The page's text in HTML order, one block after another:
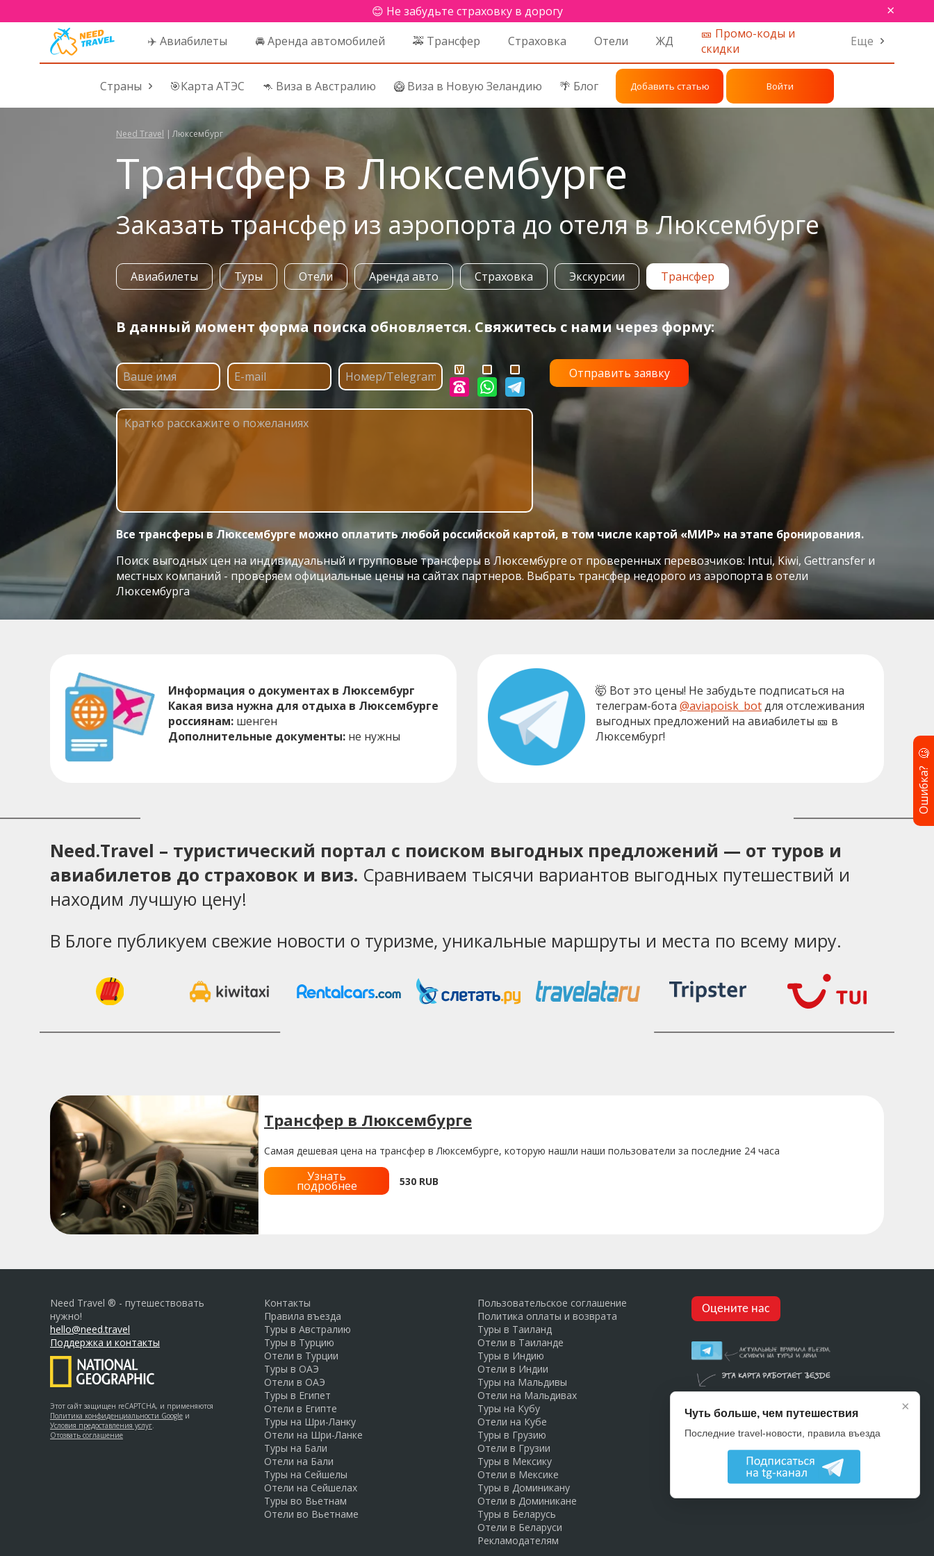
😊 Не забудьте страховку в дорогу ×
✈️ Авиабилеты 🚘 Аренда автомобилей 🚕 Трансфер Страховка Отели ЖД
🎫 Промо-коды и
скидки
Еще
Страны 🎯Карта АТЭС 🦘 Виза в Австралию 🥝 Виза в Новую Зеландию 🌴 Блог Добавить статью Войти
Need Travel | Люксембург
Трансфер в Люксембурге
Заказать трансфер из аэропорта до отеля в Люксембурге
Авиабилеты Туры Отели Аренда авто Страховка Экскурсии Трансфер
В данный момент форма поиска обновляется. Свяжитесь с нами через форму:
Все трансферы в Люксембурге можно оплатить любой российской картой, в том числе картой «МИР» на этапе бронирования.
Поиск выгодных цен на индивидуальный и групповые трансферы в Люксембурге от проверенных перевозчиков: Intui, Kiwi, Gettransfer и
местных компаний - проверяем официальные цены на сайтах партнеров. Выбрать трансфер недорого из аэропорта в отели
Люксембурга
Информация о документах в Люксембург
Какая виза нужна для отдыха в Люксембурге
россиянам: шенген
Дополнительные документы: не нужны
🤯 Вот это цены! Не забудьте подписаться на
телеграм-бота @aviapoisk_botдля отслеживания
выгодных предложений на авиабилеты 🎫 в
Люксембург!
Need.Travel – туристический портал с поиском выгодных предложений — от туров и
авиабилетов до страховок и виз. Сравниваем тысячи вариантов выгодных путешествий и
находим лучшую цену!
В Блоге публикуем свежие новости о туризме, уникальные маршруты и места по всему миру.
Трансфер в Люксембурге
Самая дешевая цена на трансфер в Люксембурге, которую нашли наши пользователи за последние 24 часа
Узнать
подробнее 530 RUB
Need Travel ® - путешествовать
нужно!
hello@need.travel
Поддержка и контакты
Этот сайт защищен reCAPTCHA, и применяются
Политика конфиденциальности Google и
Условия предоставления услуг
Отозвать соглашение
Контакты
Правила въезда
Туры в Австралию
Туры в Турцию
Отели в Турции
Туры в ОАЭ
Отели в ОАЭ
Туры в Египет
Отели в Египте
Туры на Шри-Ланку
Отели на Шри-Ланке
Туры на Бали
Отели на Бали
Туры на Сейшелы
Отели на Сейшелах
Туры во Вьетнам
Отели во Вьетнаме
Пользовательское соглашение
Политика оплаты и возврата
Туры в Таиланд
Отели в Таиланде
Туры в Индию
Отели в Индии
Туры на Мальдивы
Отели на Мальдивах
Туры на Кубу
Отели на Кубе
Туры в Грузию
Отели в Грузии
Туры в Мексику
Отели в Мексике
Туры в Доминикану
Отели в Доминикане
Туры в Беларусь
Отели в Беларуси
Рекламодателям
Оцените нас
Ошибка?
🧐
×
Чуть больше, чем путешествия
Последние travel-новости, правила въезда